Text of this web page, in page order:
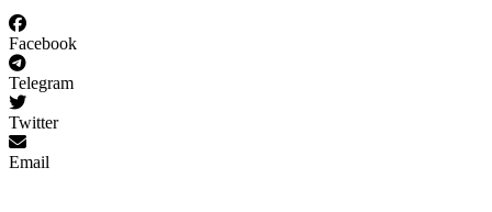
Facebook
Telegram
Twitter
Email